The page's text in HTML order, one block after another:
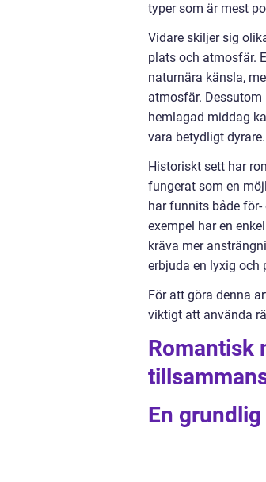
typer som är mest
Vidare skiljer sig
plats och atmosfär.
naturnära känsla,
atmosfär.
hemlagad middag
vara betydligt dyrare.
Historiskt sett har
fungerat som en
har funnits både
exempel har en
kräva mer
erbjuda en lyxig och
För att göra denna
viktigt att använda
Romantisk
En